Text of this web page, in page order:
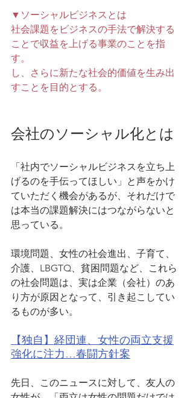
▼ソーシャルビジネスとは
社会課題をビジネスの手法で解決する
ことで収益を上げる事業のことを指
す。
し、さらに新たな社会的価値を生み出
すことを目的とする。
会社のソーシャル化とは
「社内でソーシャルビジネスを立ち上
げるのを手伝ってほしい」と声をかけ
ていただく機会があるが、それだけで
は本当の課題解決にはつながらないと
思っている。
環境問題、女性の社会進出、子育て、
介護、LBGTQ、貧困問題など、これら
の社会問題は、実は企業（会社）のあ
り方が原因となって、引き起こしてい
るものが多い。
【独自】経団連、女性の両立支援
強化に注力…春闘方針案
先日、このニュースに対して、友人の